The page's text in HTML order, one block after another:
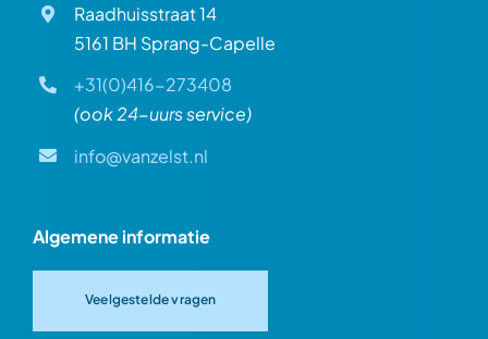
Raadhuisstraat 14
5161 BH Sprang-Capelle
+31(0)416-273408
(ook 24-uurs service)
info@vanzelst.nl
Algemene informatie
Veelgestelde vragen